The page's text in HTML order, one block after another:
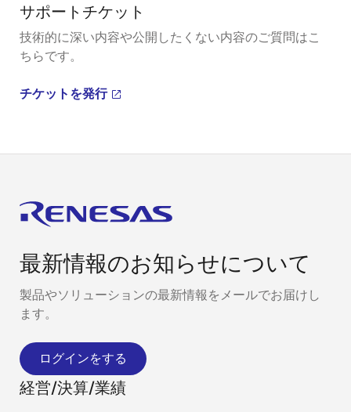
サポートチケット
技術的に深い内容や公開したくない内容のご質問はこ
ちらです。
チケットを発行
最新情報のお知らせについて
製品やソリューションの最新情報をメールでお届けし
ます。
ログインをする
経営/決算/業績